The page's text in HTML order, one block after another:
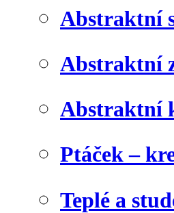
Abstraktní
Abstraktní
Abstraktní
Ptáček –
Teplé a